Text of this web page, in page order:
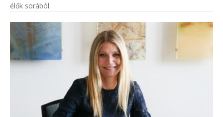
élők sorából.